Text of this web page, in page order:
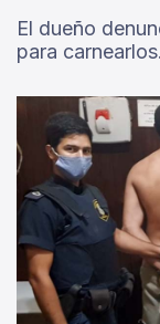
El dueño
para carnearlos.